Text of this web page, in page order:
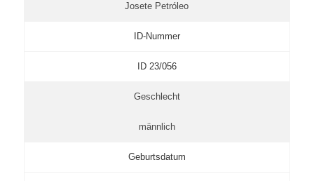
Josete Petróleo
ID-Nummer
ID 23/056
Geschlecht
männlich
Geburtsdatum